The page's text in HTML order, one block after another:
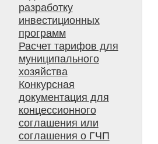
разработку
инвестиционных
программ
Расчет тарифов для
муниципального
хозяйства
Конкурсная
документация для
концессионного
соглашения или
соглашения о ГЧП